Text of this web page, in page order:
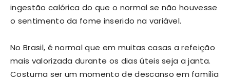
ingestão calórica do que o normal se não houvesse
o sentimento da fome inserido na variável.
No Brasil, é normal que em muitas casas a refeição
mais valorizada durante os dias úteis seja a janta.
Costuma ser um momento de descanso em família